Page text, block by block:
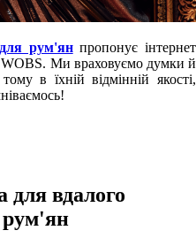
рум'янпропонує інтернет
WOBS. Ми враховуємо думки й
в їхній відмінній якості,
для вдалого
рум'ян